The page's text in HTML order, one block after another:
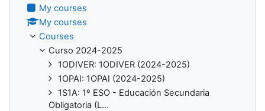
My courses
My courses
Courses
Curso 2024-2025
1ODIVER: 1ODIVER (2024-2025)
1OPAI: 1OPAI (2024-2025)
1S1A: 1º ESO - Educación Secundaria
Obligatoria (L...